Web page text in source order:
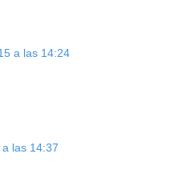
a las 14:24
las 14:37